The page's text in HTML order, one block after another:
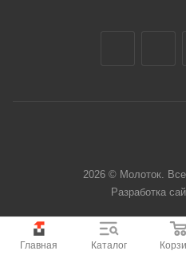
Главная Каталог
2026 © Молоток.
Разработка